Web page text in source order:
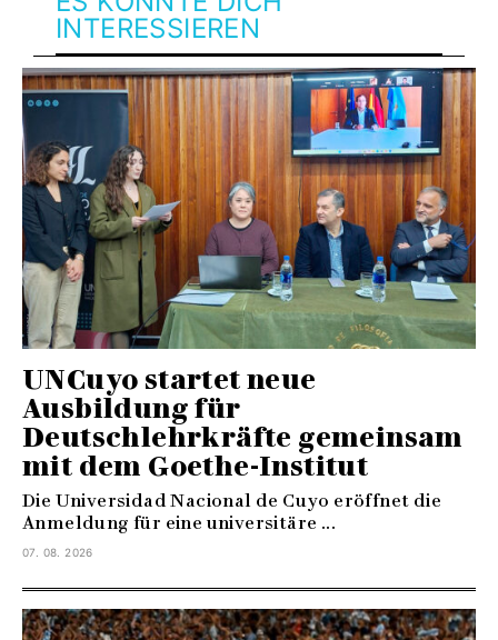
INTERESSIEREN
UNCuyo startet neue
Ausbildung für
Deutschlehrkräfte gemeinsam
mit dem Goethe-Institut
Die Universidad Nacional de Cuyo eröffnet die
Anmeldung für eine universitäre ...
07. 08. 2026